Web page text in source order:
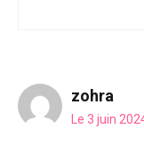
zohra
Le 3 juin